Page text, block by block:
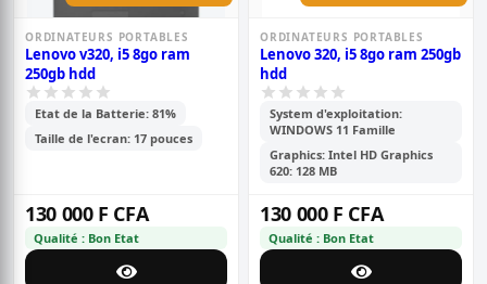
ORDINATEURS PORTABLES
Lenovo v320, i5 8go ram
250gb hdd
Etat de la Batterie: 81%
Taille de l'ecran: 17 pouces
130 000 F CFA
Qualité : Bon Etat
ORDINATEURS PORTABLES
Lenovo 320, i5 8go ram 250gb
hdd
System d'exploitation:
WINDOWS 11 Famille
Graphics: Intel HD Graphics
620: 128 MB
130 000 F CFA
Qualité : Bon Etat